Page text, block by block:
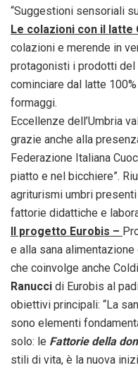
“Suggestioni sensoriali
Le colazioni con il latte
colazioni e merende in
protagonisti i prodotti del
cominciare dal latte
formaggi.
Eccellenze dell’Umbria
grazie anche alla
Federazione Italiana
piatto e nel bicchiere”.
agriturismi umbri
fattorie didattiche e
Il progetto Eurobis –
e alla sana
che coinvolge anche
Ranucci di Eurobis al
obiettivi principali: “La
sono elementi
solo: le Fattorie della
stili di vita, è la nuova